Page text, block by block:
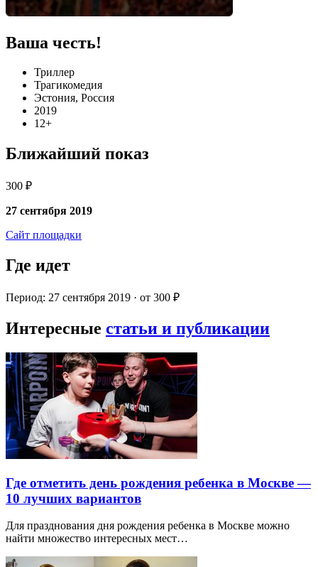
Ваша честь!
Триллер
Трагикомедия
Эстония, Россия
2019
12+
Ближайший показ
300 ₽
27 сентября 2019
Сайт площадки
Где идет
Период: 27 сентября 2019 · от 300 ₽
Интересные статьи и публикации
Где отметить день рождения ребенка в Москве —
10 лучших вариантов
Для празднования дня рождения ребенка в Москве можно
найти множество интересных мест…